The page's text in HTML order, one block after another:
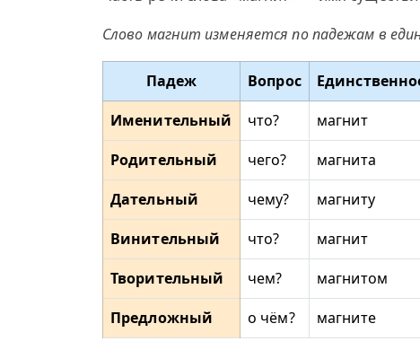
Слово магнит изменяется по падежам в
Падеж Вопрос
Именительный
что? магнит
Родительный
чего? магнита
Дательный
чему? магниту
Винительный
что? магнит
Творительный
чем? магнитом
Предложный
о чём? магните